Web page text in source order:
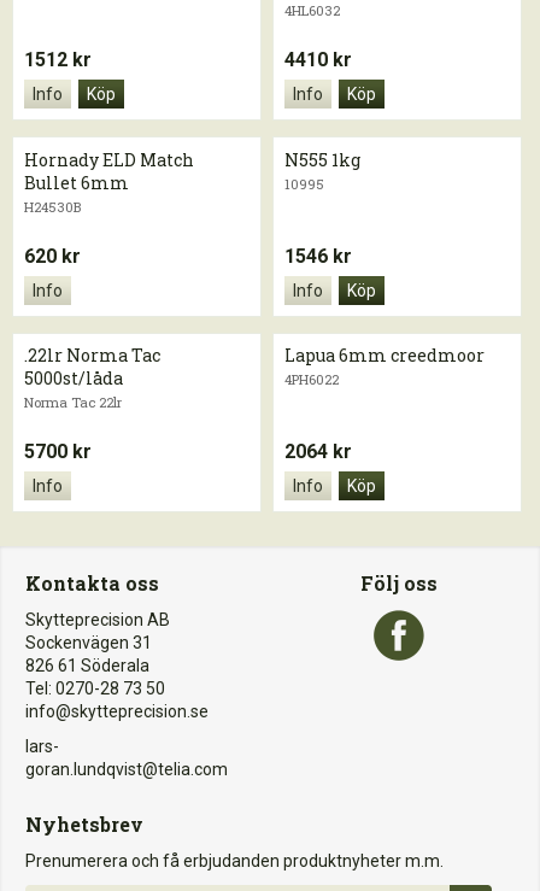
1512 kr
Info Köp
4HL6032
4410 kr
Info Köp
Hornady ELD Match
Bullet 6mm
H24530B
620 kr
Info
N555 1kg
10995
1546 kr
Info Köp
.22lr Norma Tac
5000st/låda
Norma Tac 22lr
5700 kr
Info
Lapua 6mm creedmoor
4PH6022
2064 kr
Info Köp
Kontakta oss
Skytteprecision AB
Sockenvägen 31
826 61 Söderala
Tel: 0270-28 73 50
info@skytteprecision.se
lars-
goran.lundqvist@telia.com
Följ oss
Nyhetsbrev
Prenumerera och få erbjudanden produktnyheter m.m.